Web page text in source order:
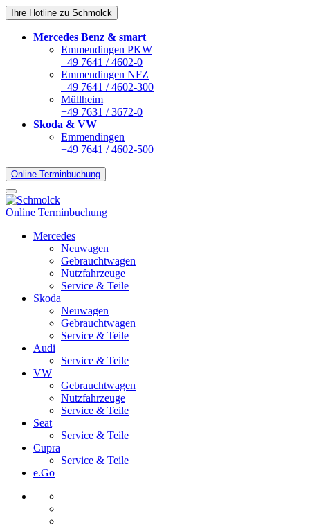
Ihre Hotline zu Schmolck
Mercedes Benz & smart
Emmendingen PKW
+49 7641 / 4602-0
Emmendingen NFZ
+49 7641 / 4602-300
Müllheim
+49 7631 / 3672-0
Skoda & VW
Emmendingen
+49 7641 / 4602-500
Online Terminbuchung
Online Terminbuchung
Mercedes
Neuwagen
Gebrauchtwagen
Nutzfahrzeuge
Service & Teile
Skoda
Neuwagen
Gebrauchtwagen
Service & Teile
Audi
Service & Teile
VW
Gebrauchtwagen
Nutzfahrzeuge
Service & Teile
Seat
Service & Teile
Cupra
Service & Teile
e.Go